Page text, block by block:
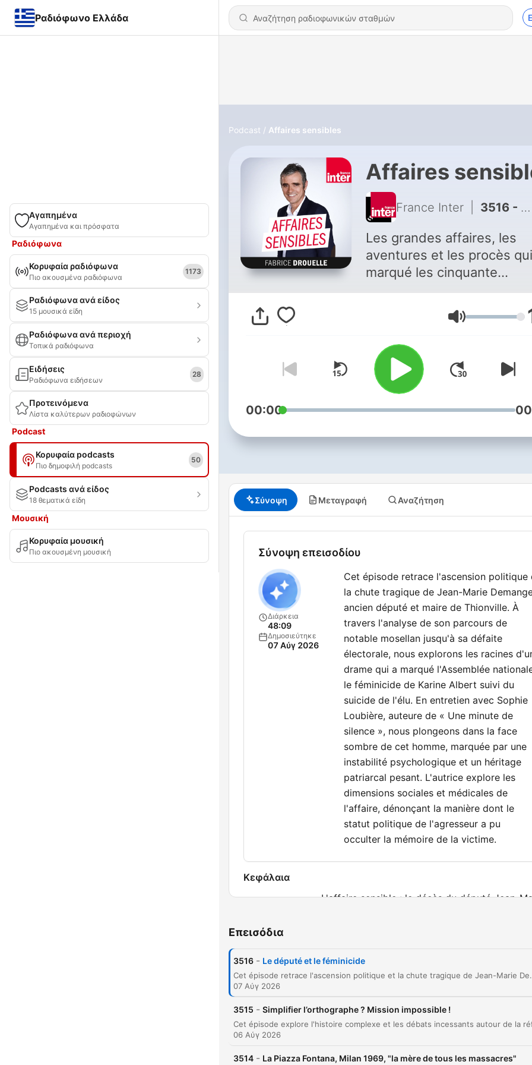
Ραδιόφωνο Ελλάδα
Αγαπημένα
Αγαπημένα και πρόσφατα
Ραδιόφωνα
Κορυφαία ραδιόφωνα
Πιο ακουσμένα ραδιόφωνα
1173
Ραδιόφωνα ανά είδος
15 μουσικά είδη
Ραδιόφωνα ανά περιοχή
Τοπικά ραδιόφωνα
Ειδήσεις
Ραδιόφωνα ειδήσεων
28
Προτεινόμενα
Λίστα καλύτερων ραδιοφώνων
Podcast
Κορυφαία podcasts
Πιο δημοφιλή podcasts
50
Podcasts ανά είδος
18 θεματικά είδη
Μουσική
Κορυφαία μουσική
Πιο ακουσμένη μουσική
Podcast Affaires sensibles
Affaires
France Inter 3516 - Le député et le féminicide
Les grandes affaires, les
aventures et les procès
marqué les cinquante
dernières années.
sur les assistants vocaux
demandant : Alexa, lance
Affaires Sensibles ! Vous
aimez ce podcast ? Pour
écouter tous les épisodes
sans limite, rendez-vous sur
Radio France
Ένταση
00:00
Σύνοψη Μεταγραφή Αναζήτηση
Σύνοψη επεισοδίου
Διάρκεια
48:09
Δημοσιεύτηκε
07 Αύγ 2026
Cet épisode retrace l'ascension politique
la chute tragique de Jean-Marie
ancien député et maire de Thionville. À
travers l'analyse de son parcours de
notable mosellan jusqu'à sa défaite
électorale, nous explorons les racines
drame qui a marqué l'Assemblée
le féminicide de Karine Albert suivi du
suicide de l'élu. En entretien avec Sophie
Loubière, auteure de « Une minute de
silence », nous plongeons dans la face
sombre de cet homme, marquée par une
instabilité psychologique et un héritage
patriarcal pesant. L'autrice explore les
dimensions sociales et médicales de
l'affaire, dénonçant la manière dont le
statut politique de l'agresseur a pu
occulter la mémoire de la victime.
Κεφάλαια
L'affaire sensible : le décès du député Jean-
00:01:43
00:05:24 Le maire bâtisseur de Thionville
00:07:07 L'opposition et l'usure du pouvoir
00:10:51 La défaite électorale et la chute
00:14:30
00:19:21 Affaires sensibles : Le député et le féminicide
Επεισόδια
3516 - Le député et le féminicide
Cet épisode retrace l'ascension politique et la chute tragique de Jean-Marie Demange, ancien député et maire de Thionville. À travers l'analyse de son
07 Αύγ 2026
3515 - Simplifier l’orthographe ? Mission impossible !
06 Αύγ 2026
3514 - La Piazza Fontana, Milan 1969, "la mère de tous les massacres"